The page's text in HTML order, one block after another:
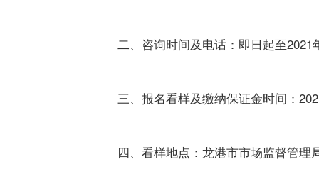
二、咨询时间及电话：即日起至2021
三、报名看样及缴纳保证金时间：
四、看样地点：龙港市市场监督管理